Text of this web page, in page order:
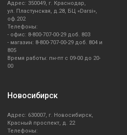
Соковыжималки
Стиральные машины
Сушильные машины
Холодильники
Адрес: 350049, г. Краснодар,
ул. Пластунская, д.28, БЦ «Darsi»,
оф.202
Телефоны:
- офис: 8-800-707-00-29 доб. 803
- магазин: 8-800-707-00-29 доб. 804 и
805
Время работы: пн-пт с 09-00 до 20-
00
Новосибирск
Адрес: 630007, г. Новосибирск,
Красный проспект, д. 22
Телефоны: